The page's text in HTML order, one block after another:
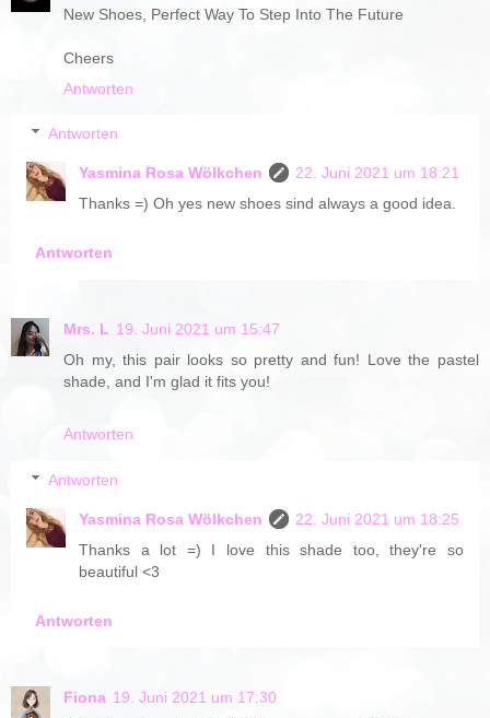
New Shoes, Perfect Way To Step Into The Future
Cheers
Antworten
Antworten
Yasmina Rosa Wölkchen
22. Juni 2021 um 18:21
Thanks =) Oh yes new shoes sind always a good idea.
Antworten
Mrs. L 19. Juni 2021 um 15:47
Oh my, this pair looks so pretty and fun! Love the pastel
shade, and I'm glad it fits you!
Antworten
Antworten
Yasmina Rosa Wölkchen
22. Juni 2021 um 18:25
Thanks a lot =) I love this shade too, they're so
beautiful <3
Antworten
Fiona 19. Juni 2021 um 17:30